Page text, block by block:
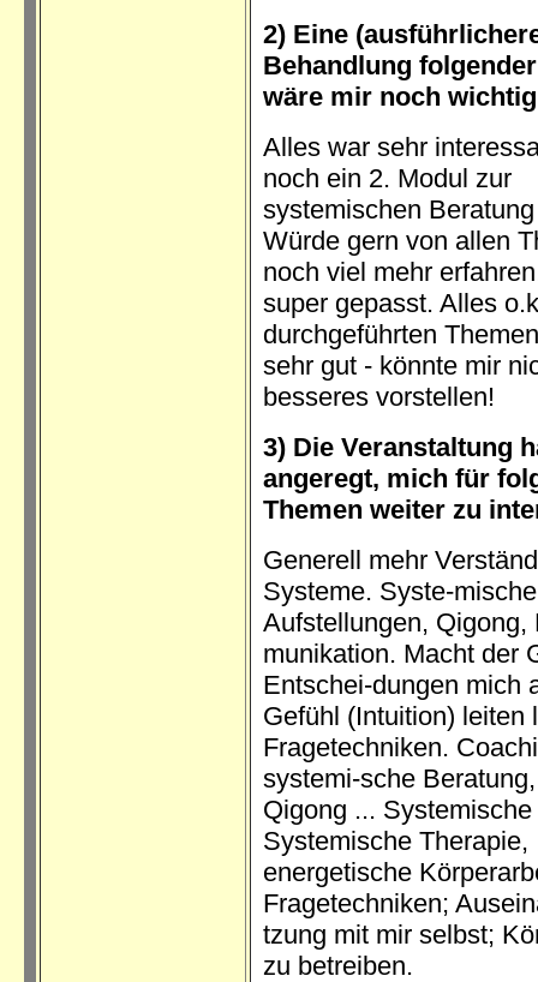
2) Eine
Behandlung
wäre mir noch
Alles war sehr
noch ein 2. Modul zur
systemischen
Würde gern von allen
noch viel mehr
super gepasst. Alles
durchgeführten
sehr gut - könnte mir
besseres vorstellen!
3) Die Veranstaltung
angeregt, mich für
Themen weiter zu
Generell mehr
Systeme. Syste-
Aufstellungen, Qigong,
munikation. Macht der
Entschei-dungen mich
Gefühl (Intuition) leiten
Fragetechniken.
systemi-sche
Qigong ...
Systemische Therapie,
energetische
Fragetechniken;
tzung mit mir selbst;
zu betreiben.